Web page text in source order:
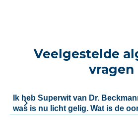
Veelgestelde
vragen
Ik heb Superwit van Dr.
was is nu licht gelig. Wat is de